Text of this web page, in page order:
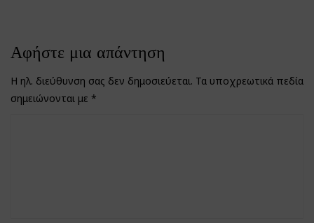
Αφήστε μια απάντηση
Η ηλ. διεύθυνση σας δεν δημοσιεύεται. Τα υποχρεωτικά πεδία
σημειώνονται με *